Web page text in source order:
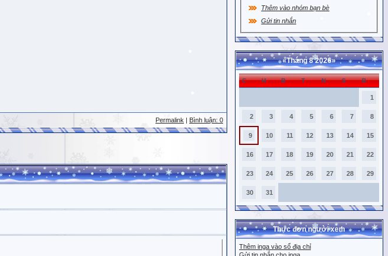
Permalink Bình luận: 0
Thêm vào nhóm bạn bè
Gửi tin nhắn
«Tháng 8 2026»
C H B T N S B
1
2 3 4 5 6 7 8
9 10 11 12 13 14 15
16 17 18 19 20 21 22
23 24 25 26 27 28 29
30 31
Thực đơn người xem
Thêm inga vào sổ địa chỉ